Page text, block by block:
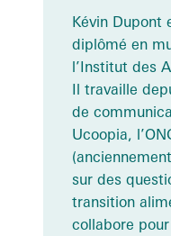
Kévin Dupont
diplômé en
l’Institut des
Il travaille
de
Ucoopia,
sur des
transition
collabore pour